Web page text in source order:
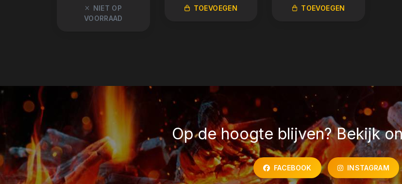
NIET OP
VOORRAAD
TOEVOEGEN TOEVOEGEN
Op de hoogte blijven? Bekijk
FACEBOOK INSTAGRAM